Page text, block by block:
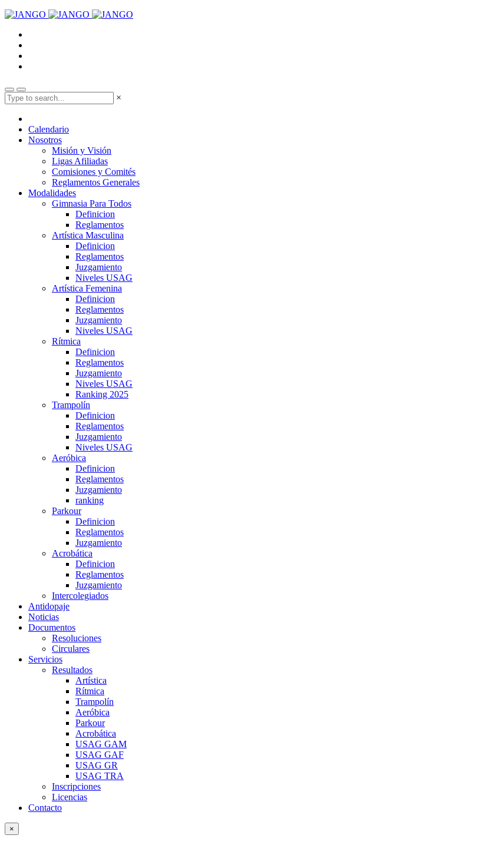
×
Calendario
Nosotros
Misión y Visión
Ligas Afiliadas
Comisiones y Comités
Reglamentos Generales
Modalidades
Gimnasia Para Todos
Definicion
Reglamentos
Artística Masculina
Definicion
Reglamentos
Juzgamiento
Niveles USAG
Artística Femenina
Definicion
Reglamentos
Juzgamiento
Niveles USAG
Rítmica
Definicion
Reglamentos
Juzgamiento
Niveles USAG
Ranking 2025
Trampolín
Definicion
Reglamentos
Juzgamiento
Niveles USAG
Aeróbica
Definicion
Reglamentos
Juzgamiento
ranking
Parkour
Definicion
Reglamentos
Juzgamiento
Acrobática
Definicion
Reglamentos
Juzgamiento
Intercolegiados
Antidopaje
Noticias
Documentos
Resoluciones
Circulares
Servicios
Resultados
Artística
Rítmica
Trampolín
Aeróbica
Parkour
Acrobática
USAG GAM
USAG GAF
USAG GR
USAG TRA
Inscripciones
Licencias
Contacto
×